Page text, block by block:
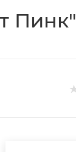
Пинк"